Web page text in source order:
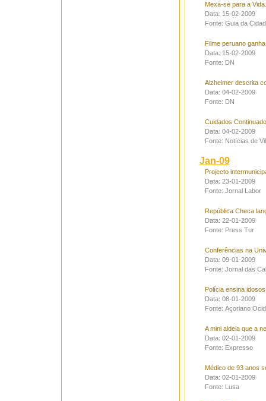
Mexa-se para a
Data: 15-02-2009
Fonte: Guia da
Filme peruano
Data: 15-02-2009
Fonte: DN
Alzheimer descrita
Data: 04-02-2009
Fonte: DN
Cuidados
Data: 04-02-2009
Fonte: Notícias de
Jan-09
Projecto
Data: 23-01-2009
Fonte: Jornal Labor
República Checa
Data: 22-01-2009
Fonte: Press Tur
Conferências na
Data: 09-01-2009
Fonte: Jornal das
Polícia ensina
Data: 08-01-2009
Fonte: Açoriano
A mini aldeia que a
Data: 02-01-2009
Fonte: Expresso
Médico de 93 anos
Data: 02-01-2009
Fonte: Lusa